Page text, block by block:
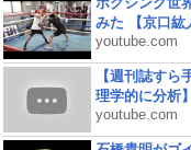
みた 【京口紘
youtube.com
【週刊誌すら
理学的に分析】
youtube.com